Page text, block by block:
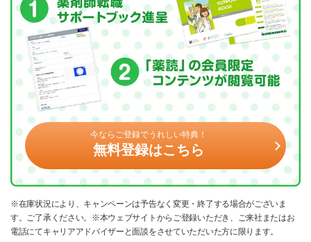
今ならご登録でうれしい特典！
無料登録はこちら
※在庫状況により、キャンペーンは予告なく変更・終了する場合がございま
す。ご了承ください。※本ウェブサイトからご登録いただき、ご来社またはお
電話にてキャリアアドバイザーと面談をさせていただいた方に限ります。